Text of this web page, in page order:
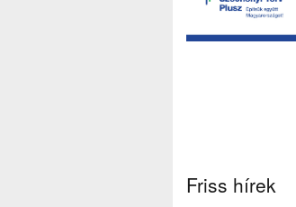
Friss hírek